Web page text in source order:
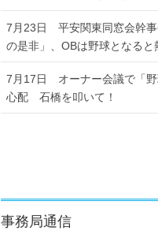
7月23日 平安関東同窓会幹事
の是非」、OBは野球となると
7月17日 オーナー会議で「野
心配 石橋を叩いて！
事務局通信